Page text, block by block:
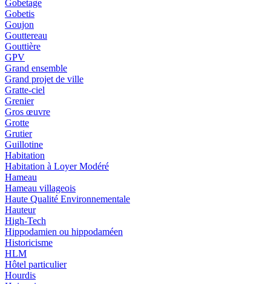
Gobetage
Gobetis
Goujon
Gouttereau
Gouttière
GPV
Grand ensemble
Grand projet de ville
Gratte-ciel
Grenier
Gros œuvre
Grotte
Grutier
Guillotine
Habitation
Habitation à Loyer Modéré
Hameau
Hameau villageois
Haute Qualité Environnementale
Hauteur
High-Tech
Hippodamien ou hippodaméen
Historicisme
HLM
Hôtel particulier
Hourdis